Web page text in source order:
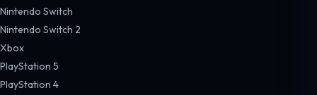
Nintendo Switch
Nintendo Switch 2
Xbox
PlayStation 5
PlayStation 4